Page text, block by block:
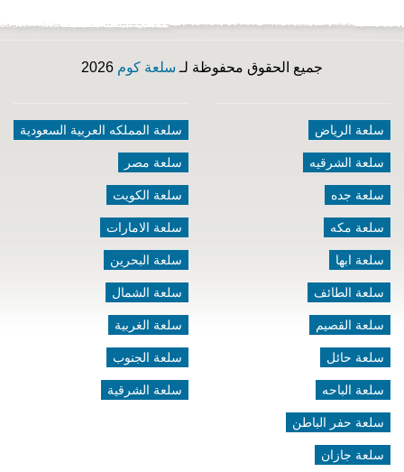
جميع الحقوق محفوظة لـ سلعة كوم
سلعة الرياض
سلعة الشرقيه
سلعة جده
سلعة مكه
سلعة ابها
سلعة الطائف
سلعة القصيم
سلعة حائل
سلعة الباحه
سلعة حفر الباطن
سلعة جازان
سلعة المملكه العربية السعودية
سلعة مصر
سلعة الكويت
سلعة الامارات
سلعة البحرين
سلعة الشمال
سلعة الغربية
سلعة الجنوب
سلعة الشرقية